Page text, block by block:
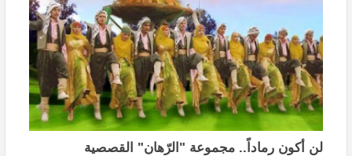
لن أكون رماداً.. مجموعة "الرّهان" القصصية